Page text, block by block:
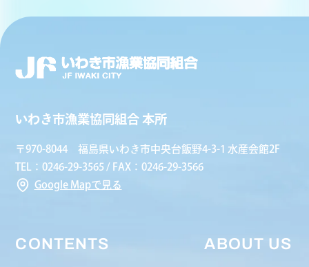
いわき市漁業協同組合 本所
〒970-8044 福島県いわき市中央台飯野4-3-1 水産会館2F
TEL：0246-29-3565 / FAX：0246-29-3566
Google Mapで見る
CONTENTS ABOUT US